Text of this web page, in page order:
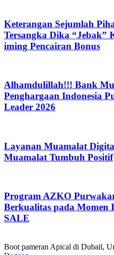
Keterangan Sejumlah
Tersangka Dika “Jebak”
iming Pencairan Bonus
Alhamdulillah!!! Bank
Penghargaan Indonesia
Leader 2026
Layanan Muamalat
Muamalat Tumbuh Positif
Program AZKO
Berkualitas pada Momen
SALE
Boot pameran Apical di Dubail,